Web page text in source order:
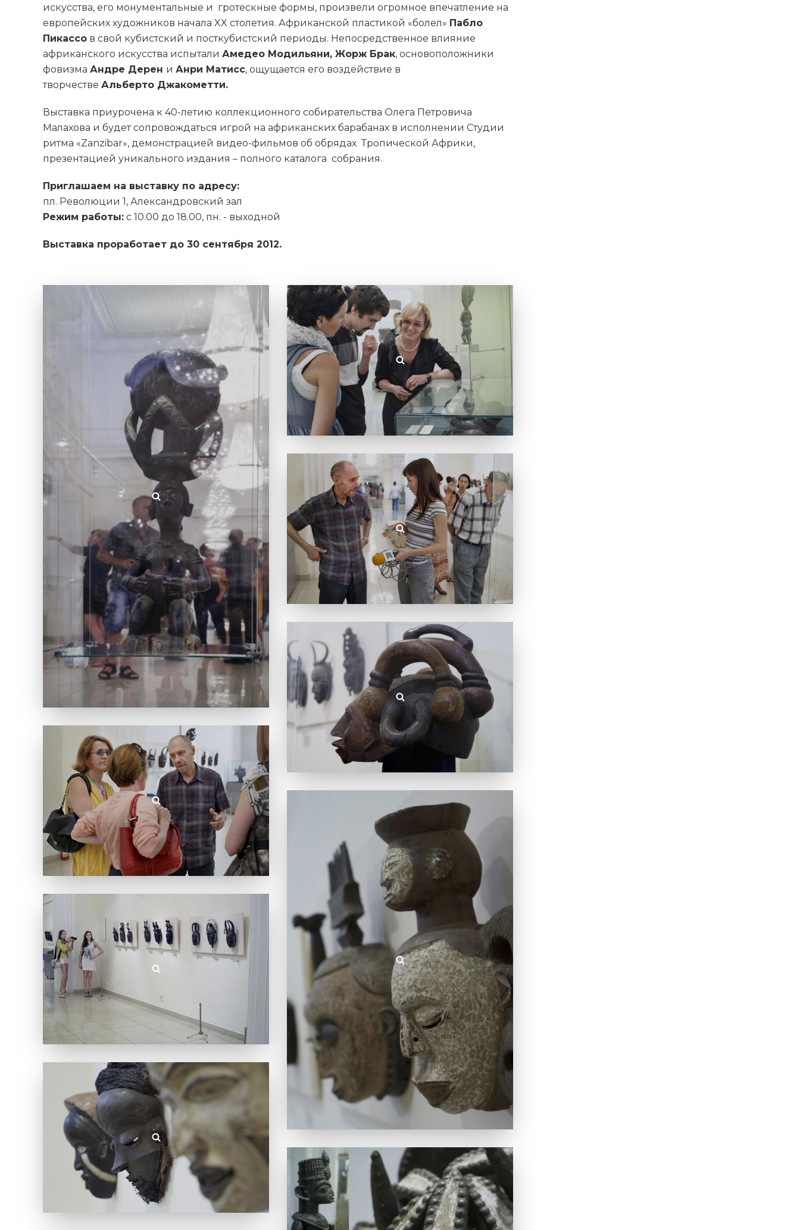
искусства, его монументальные и гротескные формы, произвели огромное впечатление на
европейских художников начала XX столетия. Африканской пластикой «болел» Пабло
Пикассо в свой кубистский и посткубистский периоды. Непосредственное влияние
африканского искусства испытали Амедео Модильяни, Жорж Брак, основоположники
фовизма Андре Дерен и Анри Матисс, ощущается его воздействие в
творчестве Альберто Джакометти.
Выставка приурочена к 40-летию коллекционного собирательства Олега Петровича
Малахова и будет сопровождаться игрой на африканских барабанах в исполнении Студии
ритма «Zanzibar», демонстрацией видео-фильмов об обрядах Тропической Африки,
презентацией уникального издания – полного каталога собрания.
Приглашаем на выставку по адресу:
пл. Революции 1, Александровский зал
Режим работы: с 10.00 до 18.00, пн. - выходной
Выставка проработает до 30 сентября 2012.